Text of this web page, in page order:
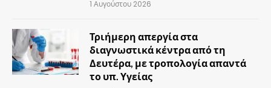
1 Αυγούστου 2026
Τριήμερη απεργία στα
διαγνωστικά κέντρα από τη
Δευτέρα, με τροπολογία απαντά
το υπ. Υγείας